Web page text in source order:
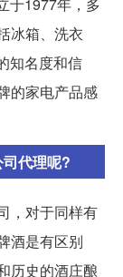
于1977年，多
冰箱、洗衣
知名度和信
的家电产品感
代理呢?
，对于同样有
酒是有区别
历史的酒庄酿